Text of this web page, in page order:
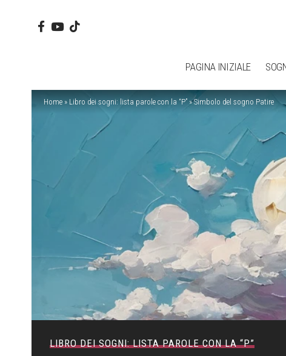
PAGINA INIZIALE
Home » Libro dei sogni: lista parole con la “P” »Simbolo del sogno Patire
LIBRO DEI SOGNI: LISTA PAROLE CON LA “P”